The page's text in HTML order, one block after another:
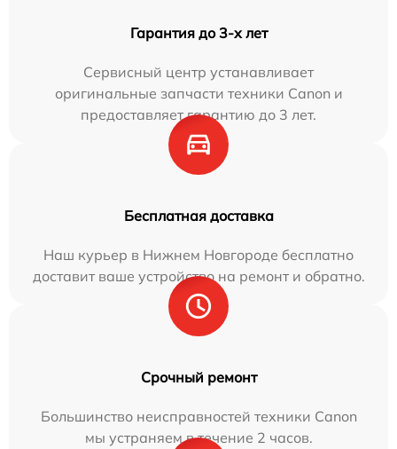
Гарантия до 3-х лет
Сервисный центр устанавливает
оригинальные запчасти техники Canon и
предоставляет гарантию до 3 лет.
Бесплатная доставка
Наш курьер в Нижнем Новгороде бесплатно
доставит ваше устройство на ремонт и обратно.
Срочный ремонт
Большинство неисправностей техники Canon
мы устраняем в течение 2 часов.